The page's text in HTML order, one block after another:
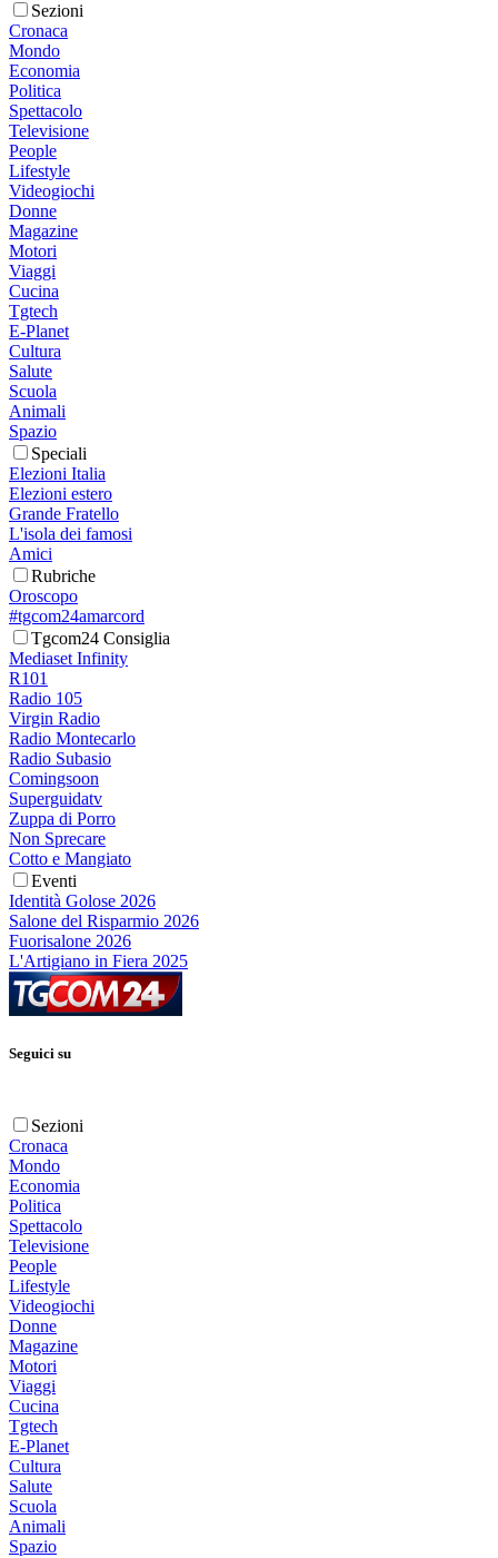
Sezioni
Cronaca
Mondo
Economia
Politica
Spettacolo
Televisione
People
Lifestyle
Videogiochi
Donne
Magazine
Motori
Viaggi
Cucina
Tgtech
E-Planet
Cultura
Salute
Scuola
Animali
Spazio
Speciali
Elezioni Italia
Elezioni estero
Grande Fratello
L'isola dei famosi
Amici
Rubriche
Oroscopo
#tgcom24amarcord
Tgcom24 Consiglia
Mediaset Infinity
R101
Radio 105
Virgin Radio
Radio Montecarlo
Radio Subasio
Comingsoon
Superguidatv
Zuppa di Porro
Non Sprecare
Cotto e Mangiato
Eventi
Identità Golose 2026
Salone del Risparmio 2026
Fuorisalone 2026
L'Artigiano in Fiera 2025
Seguici su
Sezioni
Cronaca
Mondo
Economia
Politica
Spettacolo
Televisione
People
Lifestyle
Videogiochi
Donne
Magazine
Motori
Viaggi
Cucina
Tgtech
E-Planet
Cultura
Salute
Scuola
Animali
Spazio